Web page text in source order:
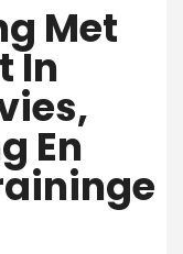
Met
In
En